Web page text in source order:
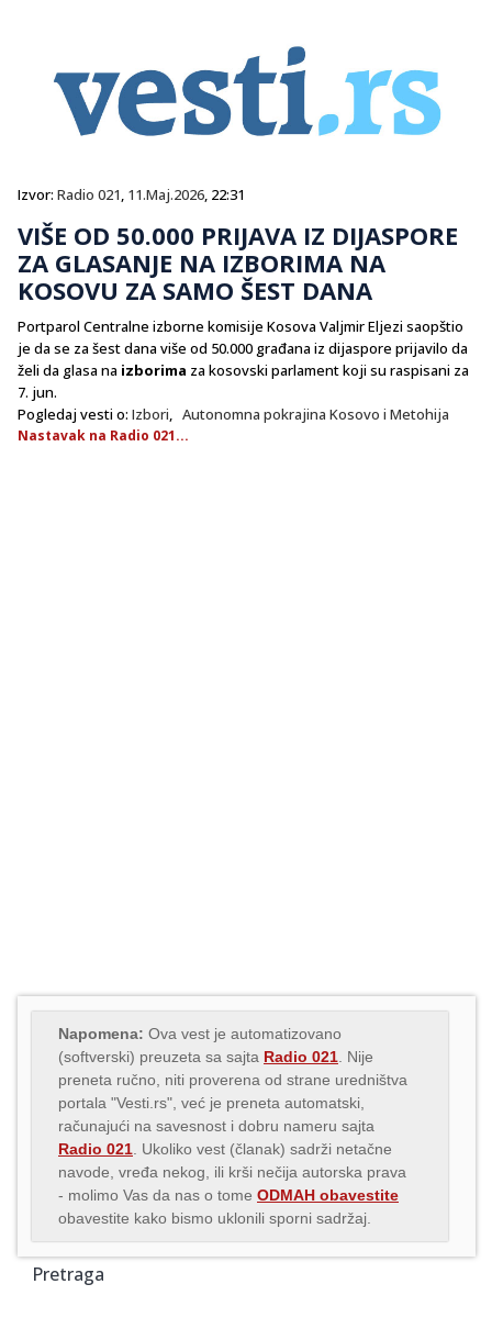
Izvor: Radio 021, 11.Maj.2026, 22:31
VIŠE OD 50.000 PRIJAVA IZ DIJASPORE
ZA GLASANJE NA IZBORIMA NA
KOSOVU ZA SAMO ŠEST DANA
Portparol Centralne izborne komisije Kosova Valjmir Eljezi saopštio
je da se za šest dana više od 50.000 građana iz dijaspore prijavilo da
želi da glasa na izborima za kosovski parlament koji su raspisani za
7. jun.
Pogledaj vesti o: Izbori, Autonomna pokrajina Kosovo i Metohija
Nastavak na Radio 021...
Napomena: Ova vest je automatizovano
(softverski) preuzeta sa sajta Radio 021 . Nije
preneta ručno, niti proverena od strane uredništva
portala "Vesti.rs", već je preneta automatski,
računajući na savesnost i dobru nameru sajta
Radio 021 . Ukoliko vest (članak) sadrži netačne
navode, vređa nekog, ili krši nečija autorska prava
- molimo Vas da nas o tome ODMAH obavestite
obavestite kako bismo uklonili sporni sadržaj.
Pretraga